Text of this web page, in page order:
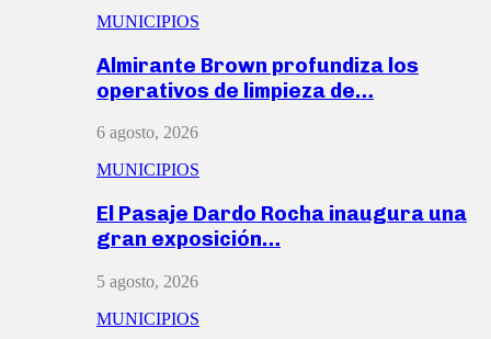
MUNICIPIOS
Almirante Brown profundiza los
operativos de limpieza de…
6 agosto, 2026
MUNICIPIOS
El Pasaje Dardo Rocha inaugura una
gran exposición…
5 agosto, 2026
MUNICIPIOS